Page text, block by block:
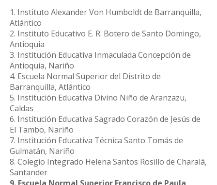
1. Instituto Alexander Von Humboldt de Barranquilla,
Atlántico
2. Instituto Educativo E. R. Botero de Santo Domingo,
Antioquia
3. Institución Educativa Inmaculada Concepción de
Antioquia, Nariño
4. Escuela Normal Superior del Distrito de
Barranquilla, Atlántico
5. Institución Educativa Divino Niño de Aranzazu,
Caldas
6. Institución Educativa Sagrado Corazón de Jesús de
El Tambo, Nariño
7. Institución Educativa Técnica Santo Tomás de
Gulmatán, Nariño
8. Colegio Integrado Helena Santos Rosillo de Charalá,
Santander